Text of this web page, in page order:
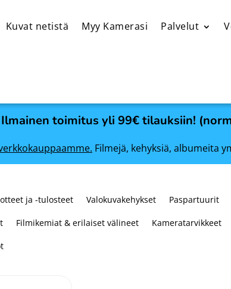
Kuvat netistä Myy Kamerasi Palvelut
Ilmainen toimitus yli 99€ tilauksiin!
Filmejä, kehyksiä, albumeita
ja -tulosteet Valokuvakehykset Paspartuurit
Filmikemiat & erilaiset välineet Kameratarvikkeet